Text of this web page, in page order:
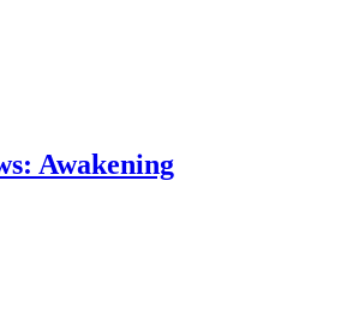
Awakening